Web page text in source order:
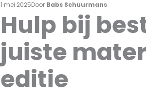
1 mei 2025Door Babs Schuurmans
Hulp bij
juiste
editie